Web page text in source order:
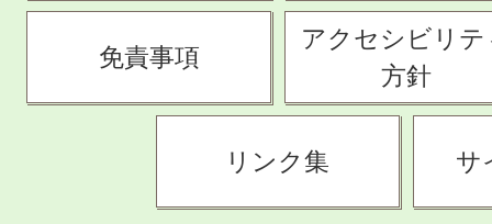
免責事項
アクセシビリテ
方針
リンク集 サ